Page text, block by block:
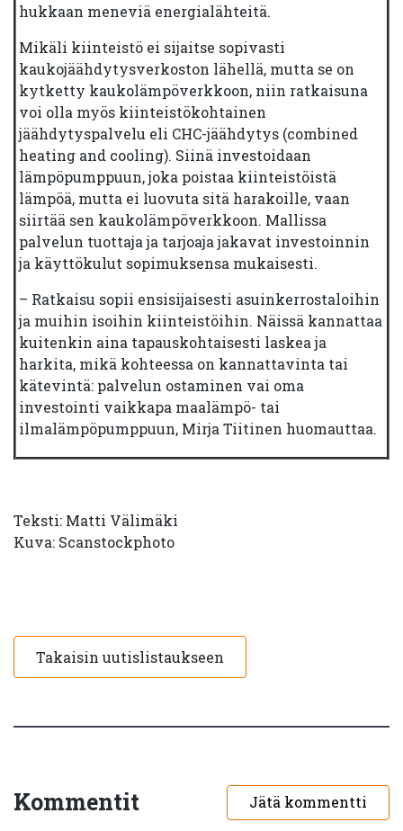
hukkaan meneviä energialähteitä.
Mikäli kiinteistö ei sijaitse sopivasti
kaukojäähdytysverkoston lähellä, mutta se on
kytketty kaukolämpöverkkoon, niin ratkaisuna
voi olla myös kiinteistökohtainen
jäähdytyspalvelu eli CHC-jäähdytys (combined
heating and cooling). Siinä investoidaan
lämpöpumppuun, joka poistaa kiinteistöistä
lämpöä, mutta ei luovuta sitä harakoille, vaan
siirtää sen kaukolämpöverkkoon. Mallissa
palvelun tuottaja ja tarjoaja jakavat investoinnin
ja käyttökulut sopimuksensa mukaisesti.
– Ratkaisu sopii ensisijaisesti asuinkerrostaloihin
ja muihin isoihin kiinteistöihin. Näissä kannattaa
kuitenkin aina tapauskohtaisesti laskea ja
harkita, mikä kohteessa on kannattavinta tai
kätevintä: palvelun ostaminen vai oma
investointi vaikkapa maalämpö- tai
ilmalämpöpumppuun, Mirja Tiitinen huomauttaa.
Teksti: Matti Välimäki
Kuva: Scanstockphoto
Takaisin uutislistaukseen
Kommentit Jätä kommentti